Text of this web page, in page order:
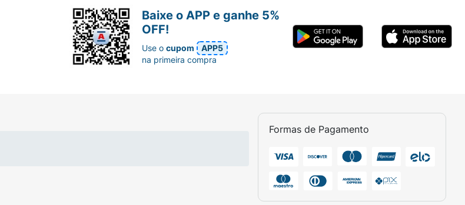
Formas de Pagamento
Baixe o APP e ganhe 5%
OFF!
Use ocupom
APP5
na primeira compra